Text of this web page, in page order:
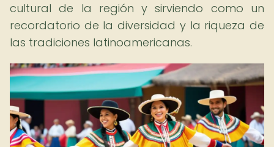
cultural de la región y sirviendo como un
recordatorio de la diversidad y la riqueza de
las tradiciones latinoamericanas.